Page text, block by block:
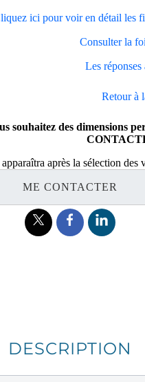
ici pour voir en détail les
Consulter la
Les réponses
Retour à
souhaitez des dimensions
après la sélection des
ME CONTACTER
DESCRIPTION